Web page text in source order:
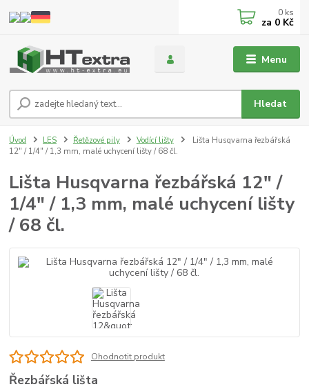
Menu
Hledat
0 ks
za 0 Kč
Úvod LES Řetězové pily Vodící lišty
Lišta Husqvarna řezbářská
12" / 1/4" / 1,3 mm, malé uchycení lišty / 68 čl.
Lišta Husqvarna řezbářská 12" /
1/4" / 1,3 mm, malé uchycení lišty
/ 68 čl.
Ohodnotit produkt
Řezbářská lišta